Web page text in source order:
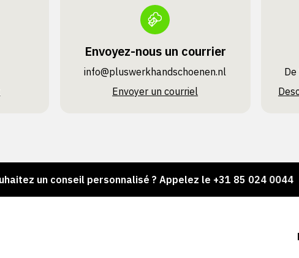
Envoyez-nous un courrier
info@pluswerk­handschoenen.nl
Envoyer un courriel
conseil personnalisé ? Appelez le +31 85 024 0044 Des